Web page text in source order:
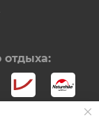
отдыха: